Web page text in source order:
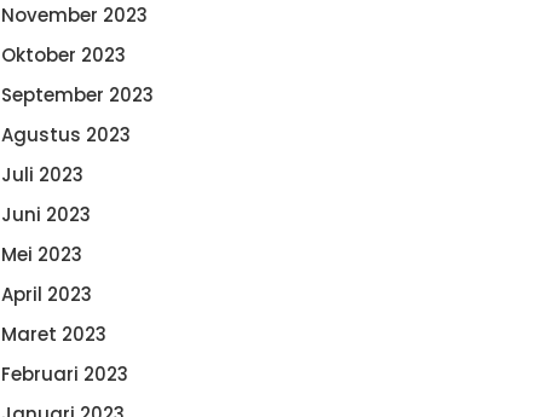
November 2023
Oktober 2023
September 2023
Agustus 2023
Juli 2023
Juni 2023
Mei 2023
April 2023
Maret 2023
Februari 2023